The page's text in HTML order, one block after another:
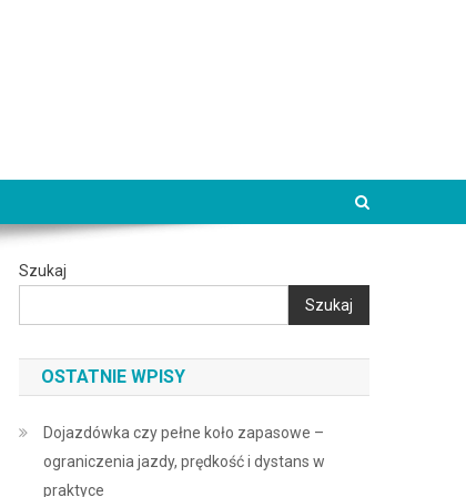
Szukaj
Szukaj
OSTATNIE WPISY
Dojazdówka czy pełne koło zapasowe –
ograniczenia jazdy, prędkość i dystans w
praktyce